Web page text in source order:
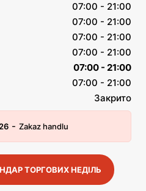
07:00 - 21:00
07:00 - 21:00
07:00 - 21:00
07:00 - 21:00
07:00 - 21:00
07:00 - 21:00
Закрито
- Zakaz handlu
ТОРГОВИХ НЕДІЛЬ